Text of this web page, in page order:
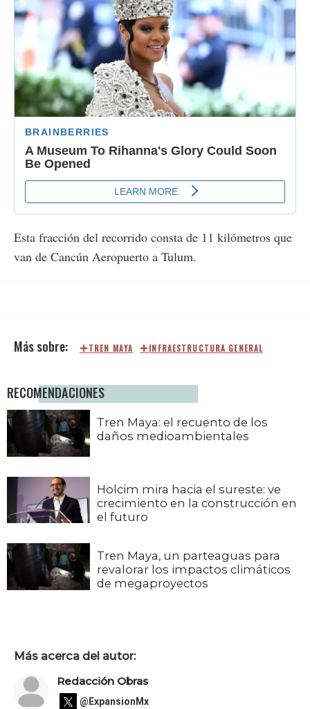
Esta fracción del recorrido consta de 11 kilómetros que
van de Cancún Aeropuerto a Tulum.
TREN MAYA INFRAESTRUCTURA GENERAL
RECOMENDACIONES
Tren Maya: el recuento de los
daños medioambientales
Holcim mira hacia el sureste: ve
crecimiento en la construcción en
el futuro
Tren Maya, un parteaguas para
revalorar los impactos climáticos
de megaproyectos
Más acerca del autor:
Redacción Obras
@ExpansionMx